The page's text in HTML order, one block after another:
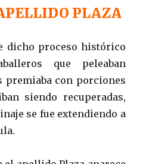
PLAZA
dicho proceso histórico
que peleaban
premiaba con porciones
siendo recuperadas,
se fue extendiendo a